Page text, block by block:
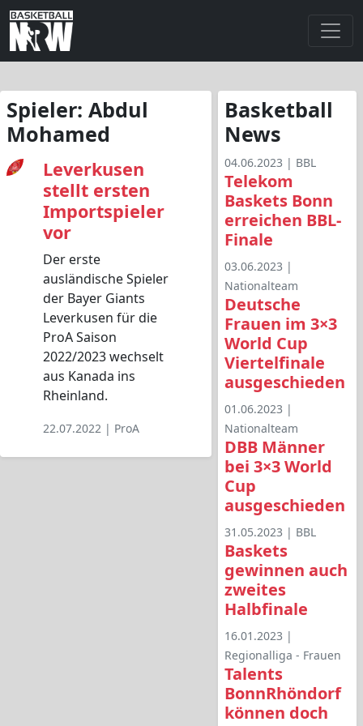
Spieler: Abdul
Mohamed
Leverkusen
stellt ersten
Importspieler
vor
Der erste
ausländische Spieler
der Bayer Giants
Leverkusen für die
ProA Saison
2022/2023 wechselt
aus Kanada ins
Rheinland.
22.07.2022 | ProA
Basketball
News
04.06.2023 | BBL
Telekom
Baskets Bonn
erreichen BBL-
Finale
03.06.2023 |
Nationalteam
Deutsche
Frauen im 3×3
World Cup
Viertelfinale
ausgeschieden
01.06.2023 |
Nationalteam
DBB Männer
bei 3×3 World
Cup
ausgeschieden
31.05.2023 | BBL
Baskets
gewinnen auch
zweites
Halbfinale
16.01.2023 |
Regionalliga - Frauen
Talents
BonnRhöndorf
können doch